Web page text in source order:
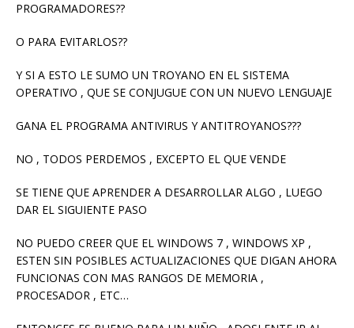
PROGRAMADORES??
O PARA EVITARLOS??
Y SI A ESTO LE SUMO UN TROYANO EN EL SISTEMA
OPERATIVO , QUE SE CONJUGUE CON UN NUEVO LENGUAJE
GANA EL PROGRAMA ANTIVIRUS Y ANTITROYANOS???
NO , TODOS PERDEMOS , EXCEPTO EL QUE VENDE
SE TIENE QUE APRENDER A DESARROLLAR ALGO , LUEGO
DAR EL SIGUIENTE PASO
NO PUEDO CREER QUE EL WINDOWS 7 , WINDOWS XP ,
ESTEN SIN POSIBLES ACTUALIZACIONES QUE DIGAN AHORA
FUNCIONAS CON MAS RANGOS DE MEMORIA ,
PROCESADOR , ETC…